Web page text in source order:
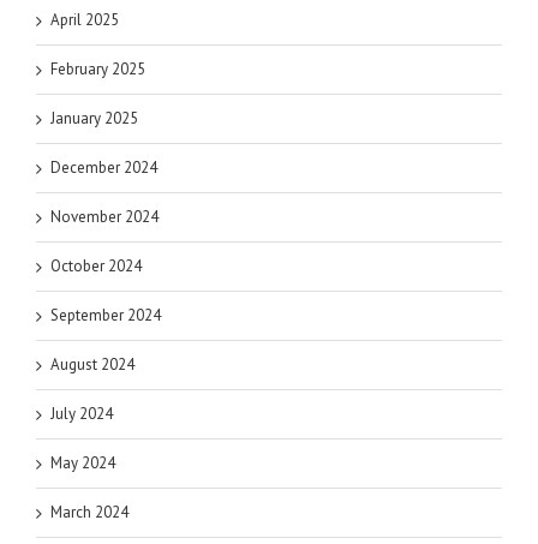
April 2025
February 2025
January 2025
December 2024
November 2024
October 2024
September 2024
August 2024
July 2024
May 2024
March 2024